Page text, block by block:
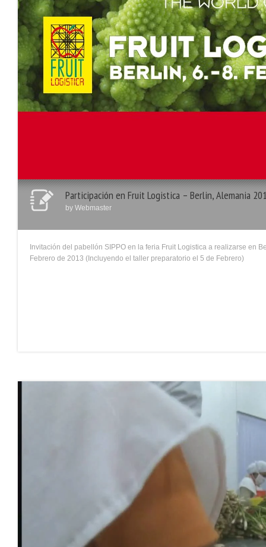
Participación en Fruit Logistica – Berlin, Alemania
by Webmaster
Invitación del pabellón SIPPO en la feria Fruit Logistica a realizarse en
Febrero de 2013 (Incluyendo el taller preparatorio el 5 de Febrero)